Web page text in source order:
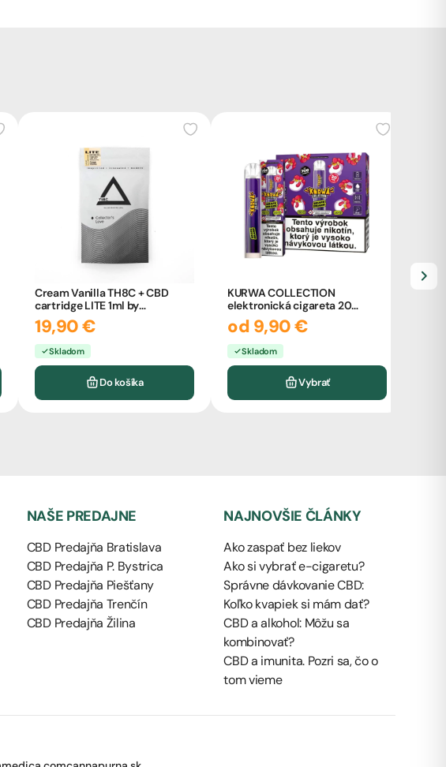
Cream Vanilla TH8C + CBD
cartridge LITE 1ml by
CBDpredajňa
19,90 €
Skladom
Do košíka
KURWA COLLECTION
elektronická cigareta 20
mg/ml
od 9,90 €
Skladom
Vybrať
NAŠE PREDAJNE
CBD Predajňa Bratislava
CBD Predajňa P. Bystrica
CBD Predajňa Piešťany
CBD Predajňa Trenčín
CBD Predajňa Žilina
NAJNOVŠIE ČLÁNKY
Ako zaspať bez liekov
Ako si vybrať e-cigaretu?
Správne dávkovanie CBD:
Koľko kvapiek si mám dať?
CBD a alkohol: Môžu sa
kombinovať?
CBD a imunita. Pozri sa, čo o
tom vieme